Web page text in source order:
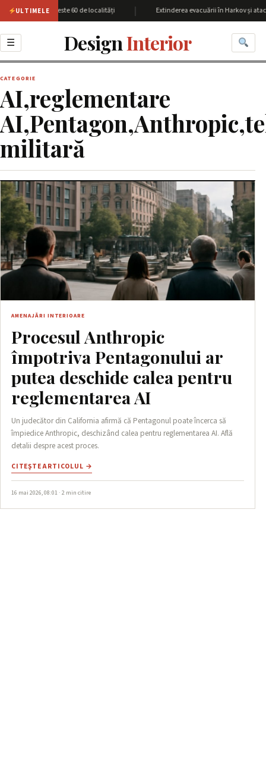
ULTIMELE
Harkov cu peste 60 de localități Extinderea evacuării în Harkov și
☰ DesignInterior
CATEGORIE
AI,reglementare
militară
AMENAJĂRI INTERIOARE
Procesul Anthropic
împotriva Pentagonului ar
putea deschide calea pentru
reglementarea AI
Un judecător din California afirmă că Pentagonul poate încerca să
împiedice Anthropic, deschizând calea pentru reglementarea AI. Află
detalii despre acest proces.
CITEŞTE ARTICOLUL →
16 mai 2026, 08:01 · 2 min citire